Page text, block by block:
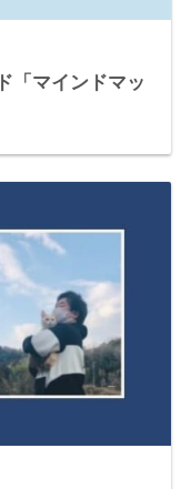
「マインドマッ